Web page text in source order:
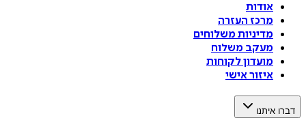
אודות
מרכז העזרה
מדיניות משלוחים
מעקב משלוח
מועדון לקוחות
איזור אישי
דברו איתנו